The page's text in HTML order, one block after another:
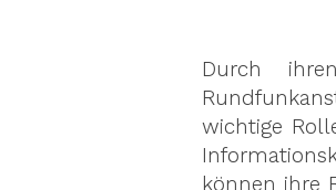
Durch
wichtige
können ihre